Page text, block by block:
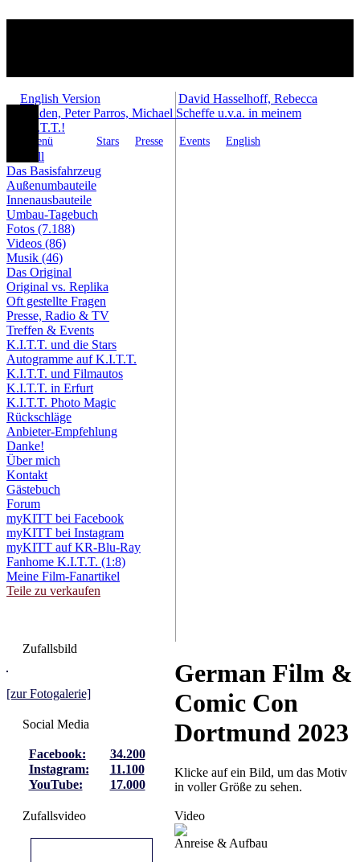
English Version
David Hasselhoff, Rebecca
Holden, Peter Parros, Michael Scheffe u.v.a. in meinem
K.I.T.T.!
Menü Stars Presse Events English
Aktuell
Das Basisfahrzeug
Außenumbauteile
Innenausbauteile
Umbau-Tagebuch
Fotos (7.188)
Videos (86)
Musik (46)
Das Original
Original vs. Replika
Oft gestellte Fragen
Presse, Radio & TV
Treffen & Events
K.I.T.T. und die Stars
Autogramme auf K.I.T.T.
K.I.T.T. und Filmautos
K.I.T.T. in Erfurt
K.I.T.T. Photo Magic
Rückschläge
Anbieter-Empfehlung
Danke!
Über mich
Kontakt
Gästebuch
Forum
myKITT bei Facebook
myKITT bei Instagram
myKITT auf KR-Blu-Ray
Fanhome K.I.T.T. (1:8)
Meine Film-Fanartikel
Teile zu verkaufen
Zufallsbild
[zur Fotogalerie]
Social Media
Facebook:
34.200
Instagram:
11.100
YouTube:
17.000
Zufallsvideo
German Film &
Comic Con
Dortmund 2023
Klicke auf ein Bild, um das Motiv
in voller Größe zu sehen.
Video
Anreise & Aufbau